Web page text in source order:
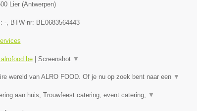
Lier(Antwerpen)
-, BTW-nr: BE0683564443
| Screenshot ▼
wereld van ALRO FOOD. Of je nu op zoek bent naar een ▼
aan huis, Trouwfeest catering, event catering, ▼